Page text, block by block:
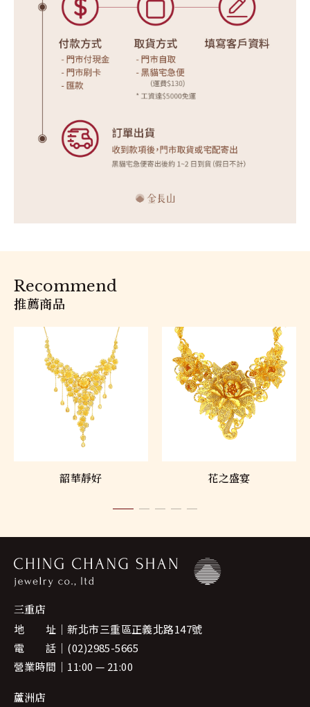
Recommend
推薦商品
韶華靜好 花之盛宴
三重店
地 址
新北市三重區正義北路147號
電 話
(02)2985-5665
營業時間
11:00 — 21:00
蘆洲店